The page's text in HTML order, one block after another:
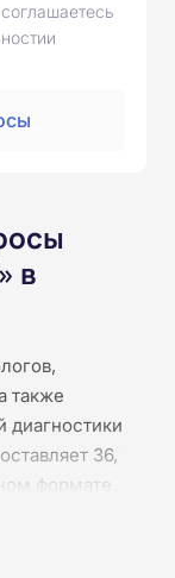
в
также
диагностики
36,
формате